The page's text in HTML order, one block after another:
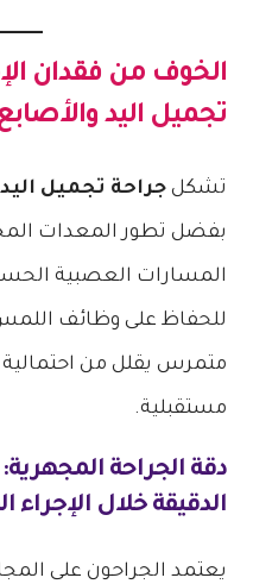
الخوف من فقدان
تجميل اليد
تشكلجراحة تجميل
بفضل تطور المعدات
المسارات العصبية
للحفاظ على وظائف
متمرس يقلل من
مستقبلية.
دقة الجراحة
الدقيقة خلال الإجراء
يعتمد الجراحون على